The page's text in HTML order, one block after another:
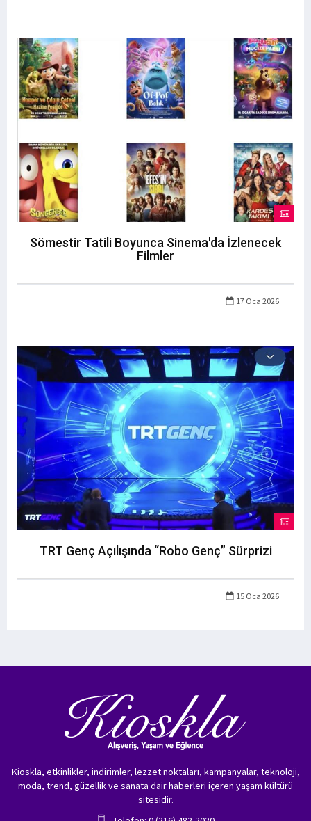
Sömestir Tatili Boyunca Sinema'da İzlenecek
Filmler
17 Oca 2026
TRT Genç Açılışında “Robo Genç” Sürprizi
15 Oca 2026
Kioskla, etkinlikler, indirimler, lezzet noktaları, kampanyalar, teknoloji,
moda, trend, güzellik ve sanata dair haberleri içeren yaşam kültürü
sitesidir.